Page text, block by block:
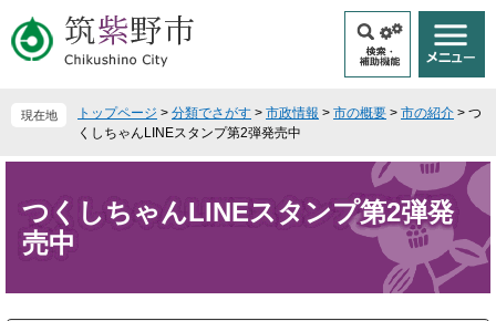
ー
ジ
ニ
ュ
現在地 トップページ > 分類でさがす > 市政情報 > 市の概要 > 市の紹介 > つ
くしちゃんLINEスタンプ第2弾発売中
つくしちゃんLINEスタンプ第2弾発
売中